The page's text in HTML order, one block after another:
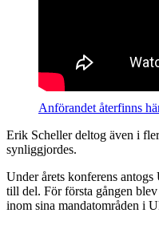
Anförandet återfinns
Erik Scheller deltog även i
synliggjordes.
Under årets konferens
till del. För första gången
inom sina mandatområden i